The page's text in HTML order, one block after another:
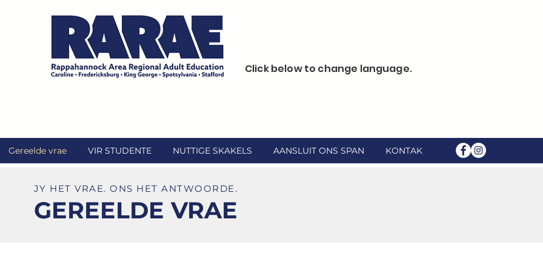
Click below to change language.
Gereelde vrae VIR STUDENTE NUTTIGE SKAKELS AANSLUIT ONS SPAN KONTAK
JY HET VRAE. ONS HET ANTWOORDE.
GEREELDE VRAE